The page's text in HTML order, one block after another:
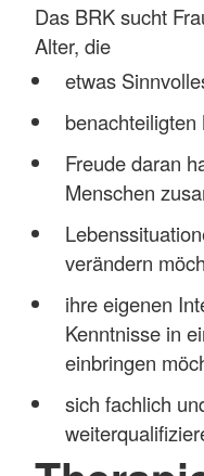
Das BRK sucht
Alter, die
etwas
Freude daran
Menschen
verändern
ihre eigenen
Kenntnisse in
einbringen
sich fachlich